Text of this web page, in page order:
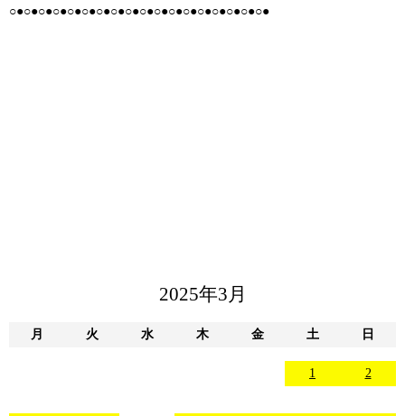
○●○●○●○●○●○●○●○●○●○●○●○●○●○●○●○●○●○●
2025年3月
月 火 水 木 金 土 日
1 2